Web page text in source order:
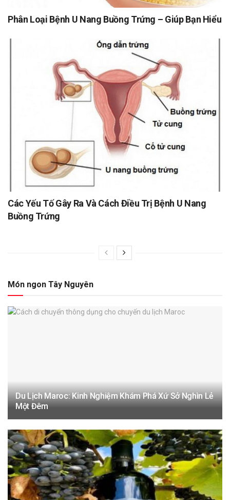
Phân Loại Bệnh U Nang Buồng Trứng – Giúp Bạn Hiểu
Các Yếu Tố Gây Ra Và Cách Điều Trị Bệnh U Nang
Buồng Trứng
Món ngon Tây Nguyên
Du Lịch Maroc: Kinh Nghiệm Khám Phá Xứ Sở Nghìn Lẻ
Một Đêm